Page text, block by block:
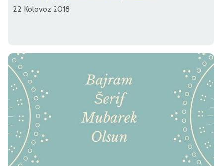
22 Kolovoz 2018